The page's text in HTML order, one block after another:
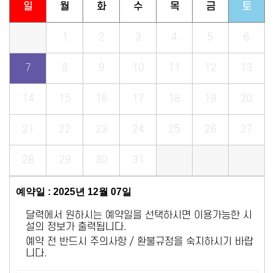
일 월 화 수 목 금 토
1 2 3 4 5 6
7 8 9 10 11 12 13
14 15 16 17 18 19 20
21 22 23 24 25 26 27
28 29 30 31
예약일 : 2025년 12월 07일
달력에서 원하시는 예약일을 선택하시면 이용가능한 시
설의 정보가 출력됩니다.
예약 전 반드시 주의사항 / 환불규정을 숙지하시기 바랍
니다.